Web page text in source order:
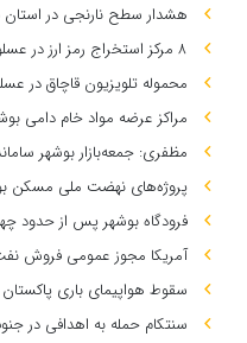
هشدار سطح نارنجی در
۸ مرکز استخراج رمز ارز در عسلویه متلاشی شد
محموله تلویزیون قاچاق در
مراکز عرضه مواد خام دامی
مظفری: جمعه‌بازار بوشهر
پروژه‌های نهضت ملی مسکن
فرودگاه بوشهر پس از حدود
آمریکا مجوز عمومی فروش نفت
سقوط هواپیمای باری
سنتکام حمله به اهدافی در